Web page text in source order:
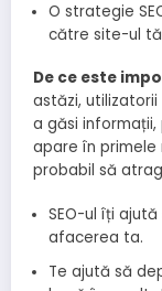
O strategie
către site-ul
De ce este
astăzi,
a găsi
apare în
probabil să
SEO-ul îți
afacerea ta.
Te ajută să